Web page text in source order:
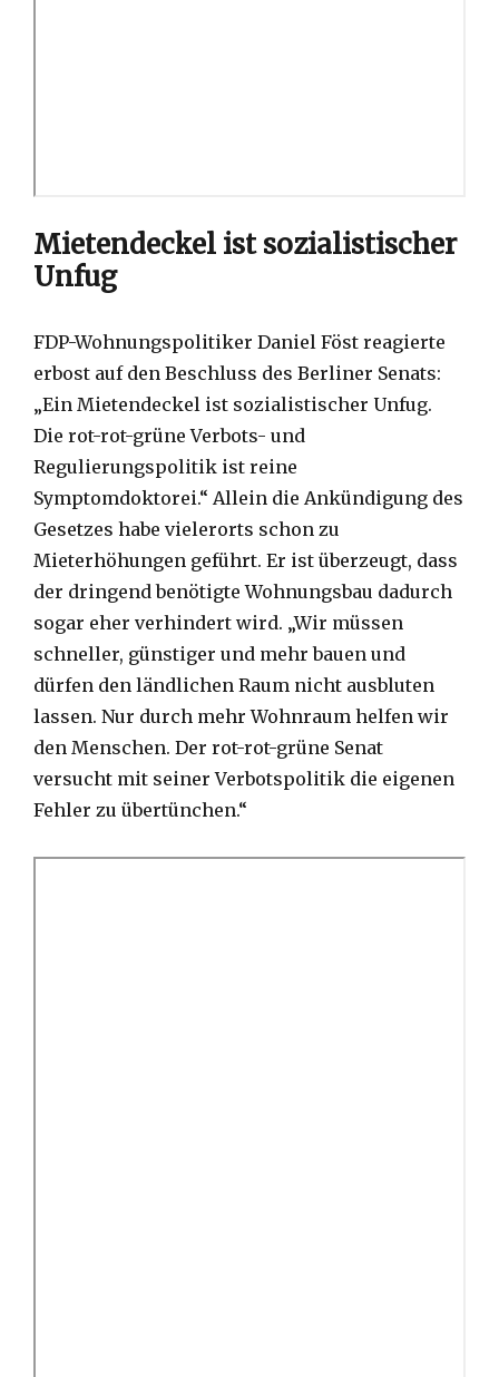
Mietendeckel ist sozialistischer
Unfug
FDP-Wohnungspolitiker Daniel Föst reagierte
erbost auf den Beschluss des Berliner Senats:
„Ein Mietendeckel ist sozialistischer Unfug.
Die rot-rot-grüne Verbots- und
Regulierungspolitik ist reine
Symptomdoktorei.“ Allein die Ankündigung des
Gesetzes habe vielerorts schon zu
Mieterhöhungen geführt. Er ist überzeugt, dass
der dringend benötigte Wohnungsbau dadurch
sogar eher verhindert wird. „Wir müssen
schneller, günstiger und mehr bauen und
dürfen den ländlichen Raum nicht ausbluten
lassen. Nur durch mehr Wohnraum helfen wir
den Menschen. Der rot-rot-grüne Senat
versucht mit seiner Verbotspolitik die eigenen
Fehler zu übertünchen.“